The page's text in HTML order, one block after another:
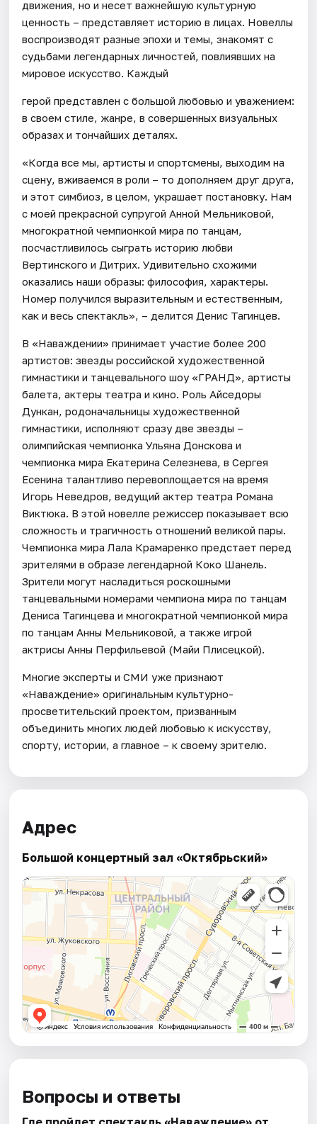
движения, но и несет важнейшую культурную
ценность – представляет историю в лицах. Новеллы
воспроизводят разные эпохи и темы, знакомят с
судьбами легендарных личностей, повлиявших на
мировое искусство. Каждый
герой представлен с большой любовью и уважением:
в своем стиле, жанре, в совершенных визуальных
образах и тончайших деталях.
«Когда все мы, артисты и спортсмены, выходим на
сцену, вживаемся в роли – то дополняем друг друга,
и этот симбиоз, в целом, украшает постановку. Нам
с моей прекрасной супругой Анной Мельниковой,
многократной чемпионкой мира по танцам,
посчастливилось сыграть историю любви
Вертинского и Дитрих. Удивительно схожими
оказались наши образы: философия, характеры.
Номер получился выразительным и естественным,
как и весь спектакль», – делится Денис Тагинцев.
В «Наваждении» принимает участие более 200
артистов: звезды российской художественной
гимнастики и танцевального шоу «ГРАНД», артисты
балета, актеры театра и кино. Роль Айседоры
Дункан, родоначальницы художественной
гимнастики, исполняют сразу две звезды –
олимпийская чемпионка Ульяна Донскова и
чемпионка мира Екатерина Селезнева, в Сергея
Есенина талантливо перевоплощается на время
Игорь Неведров, ведущий актер театра Романа
Виктюка. В этой новелле режиссер показывает всю
сложность и трагичность отношений великой пары.
Чемпионка мира Лала Крамаренко предстает перед
зрителями в образе легендарной Коко Шанель.
Зрители могут насладиться роскошными
танцевальными номерами чемпиона мира по танцам
Дениса Тагинцева и многократной чемпионкой мира
по танцам Анны Мельниковой, а также игрой
актрисы Анны Перфильевой (Майи Плисецкой).
Многие эксперты и СМИ уже признают
«Наваждение» оригинальным культурно-
просветительский проектом, призванным
объединить многих людей любовью к искусству,
спорту, истории, а главное – к своему зрителю.
Адрес
Большой концертный зал «Октябрьский»
Вопросы и ответы